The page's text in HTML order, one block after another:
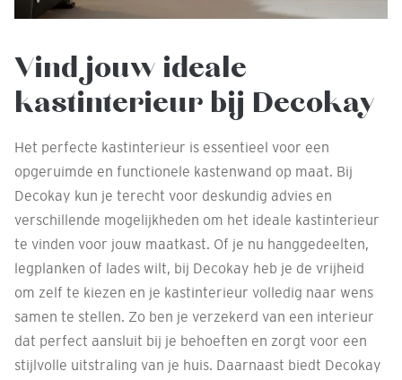
Vind jouw ideale
kastinterieur bij Decokay
Het perfecte kastinterieur is essentieel voor een
opgeruimde en functionele kastenwand op maat. Bij
Decokay kun je terecht voor deskundig advies en
verschillende mogelijkheden om het ideale kastinterieur
te vinden voor jouw maatkast. Of je nu hanggedeelten,
legplanken of lades wilt, bij Decokay heb je de vrijheid
om zelf te kiezen en je kastinterieur volledig naar wens
samen te stellen. Zo ben je verzekerd van een interieur
dat perfect aansluit bij je behoeften en zorgt voor een
stijlvolle uitstraling van je huis. Daarnaast biedt Decokay